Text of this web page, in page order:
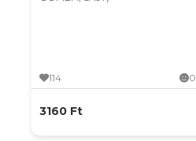
114 0
3160 Ft